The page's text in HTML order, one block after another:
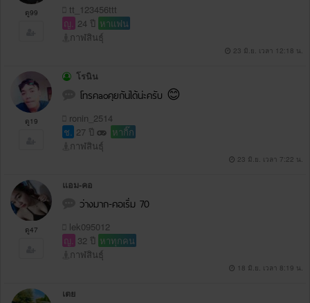
ดู99
tt_123456ttt
ญ. 24 ปี หาแฟน
กาฬสินธุ์
23 มิ.ย. เวลา 12:18 น.
ดู19
โรนิน
โทรคaoคุยกันได้น่ะครับ 😊
ronin_2514
ช. 27 ปี
หากิ๊ก
กาฬสินธุ์
23 มิ.ย. เวลา 7:22 น.
ดู47
แอม-คอ
ว่างมาก-คอเริ่ม 70
lek095012
ญ. 32 ปี หาทุกคน
กาฬสินธุ์
18 มิ.ย. เวลา 8:19 น.
เตย